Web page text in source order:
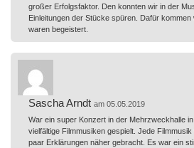
großer Erfolgsfaktor. Den konnten wir in der
Einleitungen der Stücke spüren. Dafür
waren begeistert.
Sascha Arndt am 05.05.2019
War ein super Konzert in der Mehrzweckhalle
vielfältige Filmmusiken gespielt. Jede
paar Erklärungen näher gebracht. Es war ein